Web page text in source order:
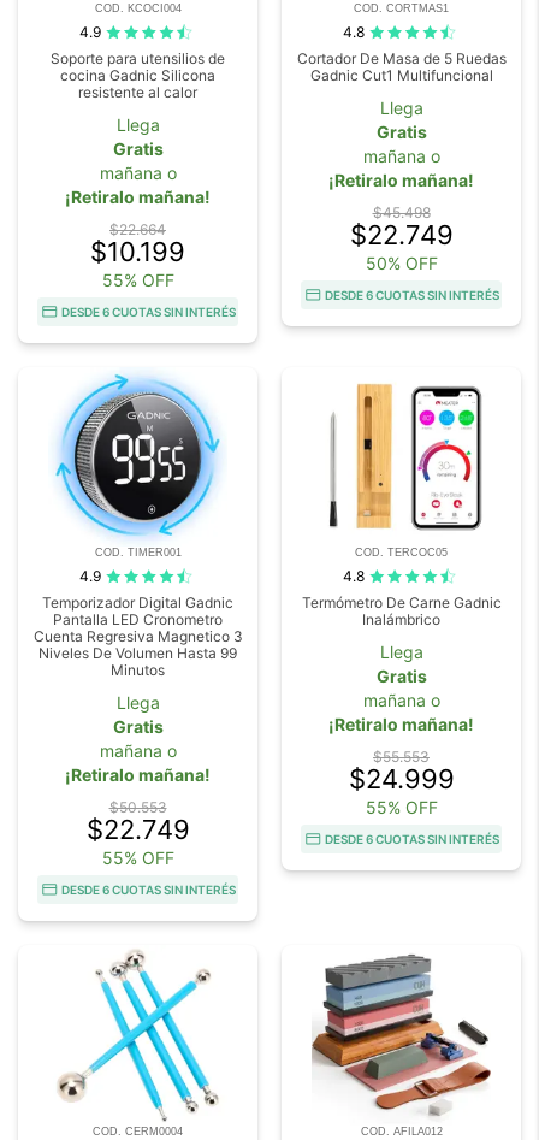
COD. KCOCI004
4.9
Soporte para utensilios de
cocina Gadnic Silicona
resistente al calor
Llega
Gratis
mañana o
¡Retiralo mañana!
$22.664
$10.199
55% OFF
DESDE 6 CUOTAS SIN INTERÉS
COD. CORTMAS1
4.8
Cortador De Masa de 5 Ruedas
Gadnic Cut1 Multifuncional
Llega
Gratis
mañana o
¡Retiralo mañana!
$45.498
$22.749
50% OFF
DESDE 6 CUOTAS SIN INTERÉS
COD. TIMER001
4.9
Temporizador Digital Gadnic
Pantalla LED Cronometro
Cuenta Regresiva Magnetico 3
Niveles De Volumen Hasta 99
Minutos
Llega
Gratis
mañana o
¡Retiralo mañana!
$50.553
$22.749
55% OFF
DESDE 6 CUOTAS SIN INTERÉS
COD. TERCOC05
4.8
Termómetro De Carne Gadnic
Inalámbrico
Llega
Gratis
mañana o
¡Retiralo mañana!
$55.553
$24.999
55% OFF
DESDE 6 CUOTAS SIN INTERÉS
COD. CERM0004 COD. AFILA012